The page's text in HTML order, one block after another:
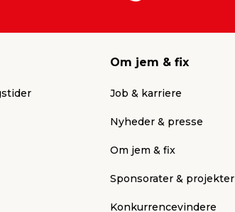
Om jem & fix
Job & karriere
Nyheder & presse
Om jem & fix
Sponsorater & projekter
Konkurrencevindere